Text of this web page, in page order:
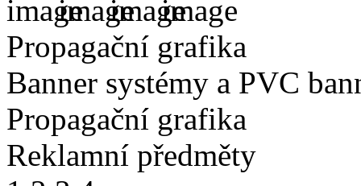
Propagační grafika
Banner systémy a PVC
Propagační grafika
Reklamní předměty